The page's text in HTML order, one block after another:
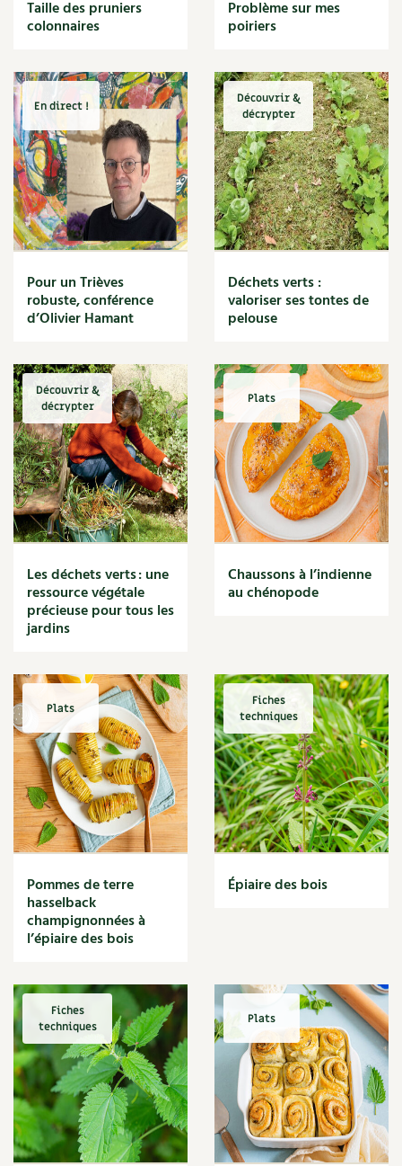
Cuisine saine
Décoration
DIY
Eau
Énergie
Enfants
Expérimentation
Fleur
Jardin bio
Légumes
Légumineuse
Maïs doux
Maison saine
Mare
Marie Chioca
Marmite
Massage
Matériaux
Maux
Méditerranéen
Menace
Mésange
Microflore
Migraine
Mode de culture
Montagne
Moutarde
Multiplication
Muret
Muscade
Musique
Narcisse
Nature
Nettoyage
Nichoir
Noisette
Noix
Nourriture
Nuisibles
Numérique
Nutriments
Observation
Œuf
Oignon
Oiseaux
Olivier
Taille des pruniers
colonnaires
Problème sur mes
poiriers
En direct !
Pour un Trièves
robuste, conférence
d’Olivier Hamant
Découvrir &
décrypter
Déchets verts :
valoriser ses tontes de
pelouse
Découvrir &
décrypter
Les déchets verts : une
ressource végétale
précieuse pour tous les
jardins
Plats
Chaussons à l’indienne
au chénopode
Plats
Pommes de terre
hasselback
champignonnées à
l’épiaire des bois
Fiches
techniques
Épiaire des bois
Fiches
techniques
Plats